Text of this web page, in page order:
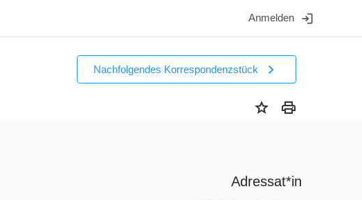
Anmelden login
Nachfolgendes Korrespondenzstück chevron_right
star print
Adressat*in